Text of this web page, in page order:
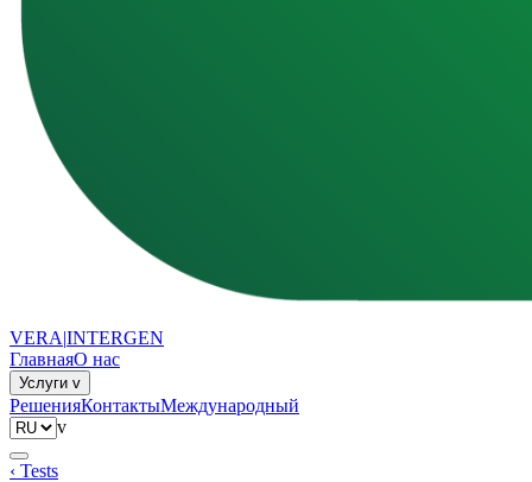
VERA|INTERGEN
ГлавнаяО нас
Услуги v
РешенияКонтактыМеждународный
v
‹ Tests